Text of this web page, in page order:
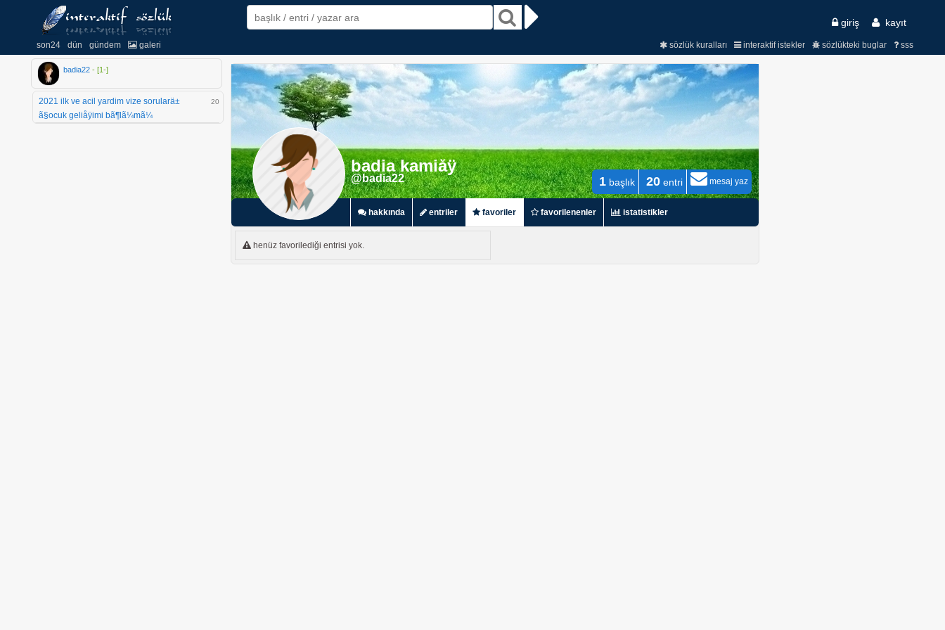
kayıt
giriş
son24 dün gündem galeri sss
sözlükteki buglar
interaktif istekler
sözlük kuralları
badia22 - [1-]
2021 ilk ve acil yardim vize sorularä±
ã§ocuk geliåÿimi bã¶lã¼mã¼
20
badia kamiåÿ
@badia22 1başlık 20entri mesaj yaz
hakkında entriler favoriler favorilenenler istatistikler
henüz favorilediği entrisi yok.